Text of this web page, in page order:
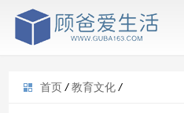
首页 / 教育文化 /